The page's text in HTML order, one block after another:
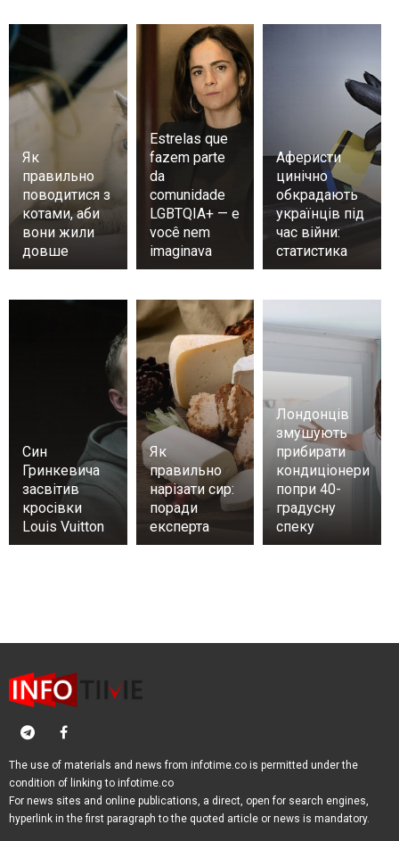
Як
правильно
поводитися з
котами, аби
вони жили
довше
Estrelas que
fazem parte
da
comunidade
LGBTQIA+ — e
você nem
imaginava
Аферисти
цинічно
обкрадають
українців під
час війни:
статистика
Син
Гринкевича
засвітив
кросівки
Louis Vuitton
Як
правильно
нарізати сир:
поради
експерта
Лондонців
змушують
прибирати
кондиціонери
попри 40-
градусну
спеку
The use of materials and news from infotime.co is permitted under the
condition of linking to infotime.co
For news sites and online publications, a direct, open for search engines,
hyperlink in the first paragraph to the quoted article or news is mandatory.